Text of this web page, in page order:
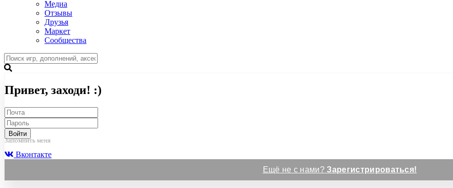
Медиа
Отзывы
Друзья
Маркет
Сообщества
Привет, заходи! :)
Войти
Запомнить меня
Вконтакте
Ещё не с нами?Зарегистрироваться!